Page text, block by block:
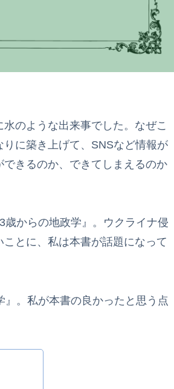
のような出来事でした。なぜこ
に築き上げて、SNSなど情報が
きるのか、できてしまえるのか
からの地政学』。ウクライナ侵
とに、私は本書が話題になって
。私が本書の良かったと思う点